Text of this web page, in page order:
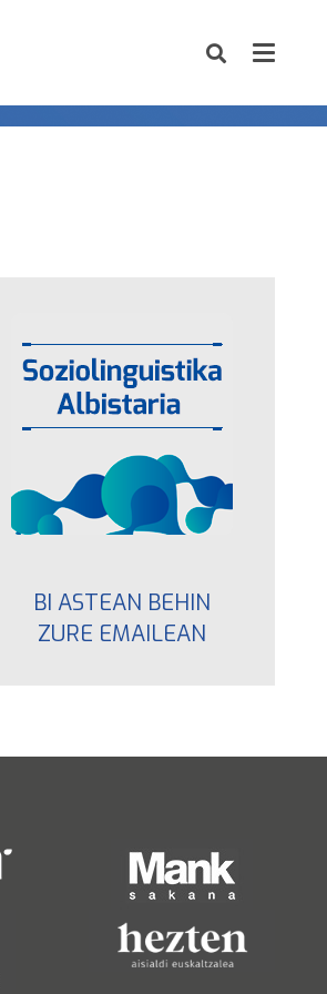
BI ASTEAN BEHIN
ZURE EMAILEAN